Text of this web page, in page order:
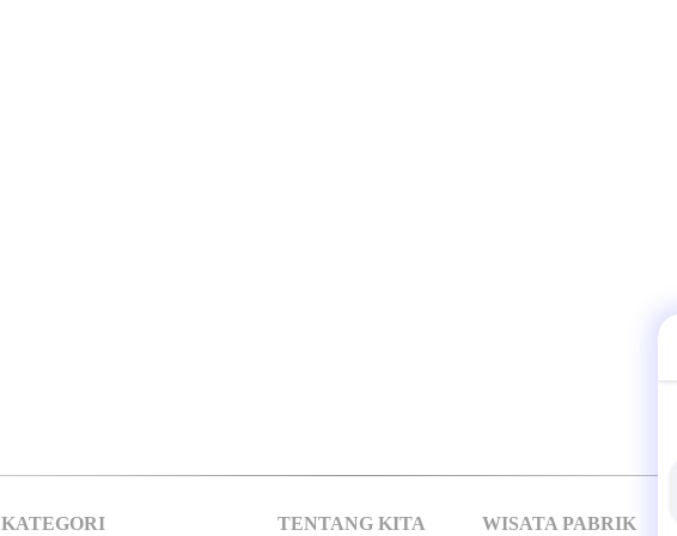
KATEGORI TENTANG KITA WISATA PABRIK